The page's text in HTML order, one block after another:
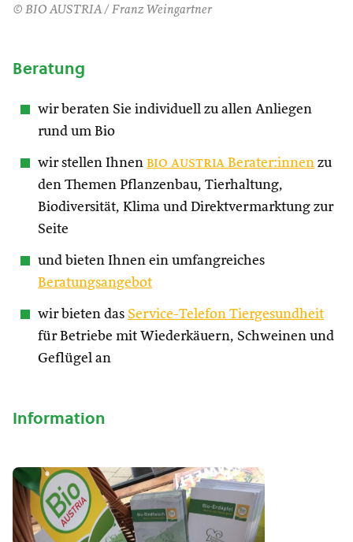
© BIO AUSTRIA / Franz Weingartner
Beratung
wir beraten Sie individuell zu allen Anliegen
rund um Bio
wir stellen Ihnen bio austria Berater:innen zu
den Themen Pflanzenbau, Tierhaltung,
Biodiversität, Klima und Direktvermarktung zur
Seite
und bieten Ihnen ein umfangreiches
Beratungsangebot
wir bieten das Service-Telefon Tiergesundheit
für Betriebe mit Wiederkäuern, Schweinen und
Geflügel an
Information